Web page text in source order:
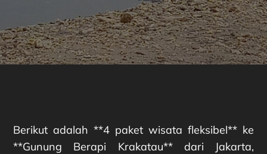
Berikut adalah **4 paket wisata fleksibel** ke
**Gunung Berapi Krakatau** dari Jakarta,